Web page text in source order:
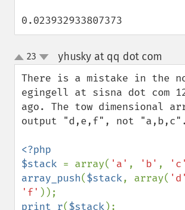
0.023932933807373
up
down
23 yhusky at qq dot com
There is a mistake in the
egingell at sisna dot com
ago. The tow dimensional
output "d,e,f", not "a,b,c".
<?php
$stack = array( 'a' , 'b' , 'c'
array_push($stack, array( 'd'
'f'
print_r($stack